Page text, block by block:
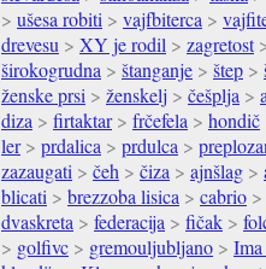
> ušesa robiti > vajfbiterca >
drevesu > XY je rodil > zagretost
širokogrudna > štanganje > štep >
ženske prsi > ženskelj > češplja >
diza > firtaktar> frčefela > hondič
ler> prdalica > prdulca >
zazaugati > čeh > čiza > ajnšlag >
blicati > brezzoba lisica > cabrio >
dvaskreta > federacija > fičak >
> golfivc > gremouljubljano >